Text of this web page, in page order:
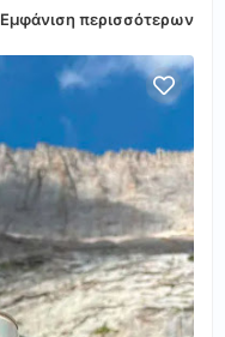
Εμφάνιση περισσότερων